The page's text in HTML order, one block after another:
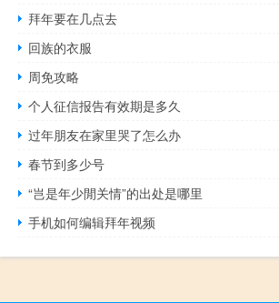
拜年要在几点去
回族的衣服
周免攻略
个人征信报告有效期是多久
过年朋友在家里哭了怎么办
春节到多少号
“岂是年少閒关情”的出处是哪里
手机如何编辑拜年视频